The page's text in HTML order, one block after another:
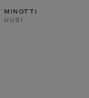
MINOTTI
UUSI